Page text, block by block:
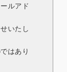
ルアド
いたし
はあり